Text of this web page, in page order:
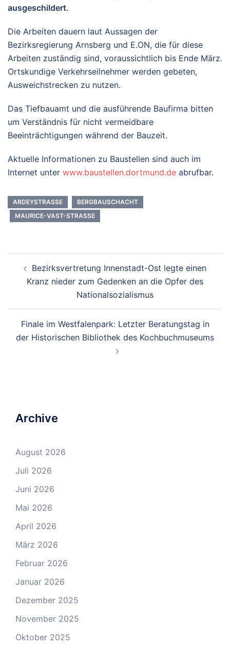
ausgeschildert.
Die Arbeiten dauern laut Aussagen der
Bezirksregierung Arnsberg und E.ON, die für diese
Arbeiten zuständig sind, voraussichtlich bis Ende März.
Ortskundige Verkehrseilnehmer werden gebeten,
Ausweichstrecken zu nutzen.
Das Tiefbauamt und die ausführende Baufirma bitten
um Verständnis für nicht vermeidbare
Beeinträchtigungen während der Bauzeit.
Aktuelle Informationen zu Baustellen sind auch im
Internet unter www.baustellen.dortmund.de abrufbar.
ARDEYSTRASSE
BERGBAUSCHACHT
MAURICE-VAST-STRASSE
Navigation
Bezirksvertretung Innenstadt-Ost legte einen
Kranz nieder zum Gedenken an die Opfer des
Nationalsozialismus
Finale im Westfalenpark: Letzter Beratungstag in
der Historischen Bibliothek des Kochbuchmuseums
Archive
August 2026
Juli 2026
Juni 2026
Mai 2026
April 2026
März 2026
Februar 2026
Januar 2026
Dezember 2025
November 2025
Oktober 2025